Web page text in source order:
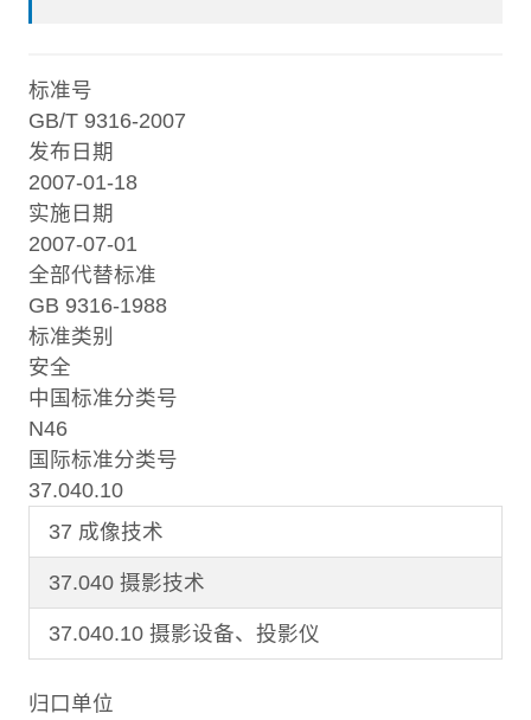
标准号
GB/T 9316-2007
发布日期
2007-01-18
实施日期
2007-07-01
全部代替标准
GB 9316-1988
标准类别
安全
中国标准分类号
N46
国际标准分类号
37.040.10
37 成像技术
37.040 摄影技术
37.040.10 摄影设备、投影仪
归口单位